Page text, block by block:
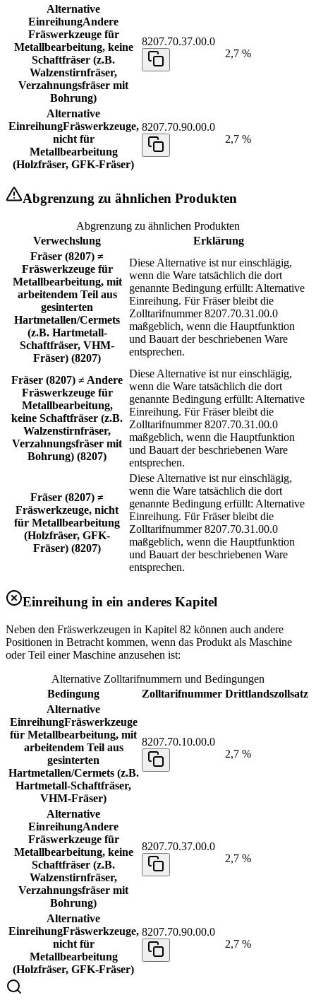
Alternative
EinreihungAndere
Fräswerkzeuge für
Metallbearbeitung, keine
Schaftfräser (z.B.
Walzenstirnfräser,
Verzahnungsfräser mit
Bohrung)
8207.70.37.00.0
2,7 %
Alternative
EinreihungFräswerkzeuge,
nicht für
Metallbearbeitung
(Holzfräser, GFK-Fräser)
8207.70.90.00.0
2,7 %
Abgrenzung zu ähnlichen Produkten
Abgrenzung zu ähnlichen Produkten
Verwechslung
Erklärung
Fräser (8207) ≠
Fräswerkzeuge für
Metallbearbeitung, mit
arbeitendem Teil aus
gesinterten
Hartmetallen/Cermets
(z.B. Hartmetall-
Schaftfräser, VHM-
Fräser) (8207)
Diese Alternative ist nur einschlägig,
wenn die Ware tatsächlich die dort
genannte Bedingung erfüllt: Alternative
Einreihung. Für Fräser bleibt die
Zolltarifnummer 8207.70.31.00.0
maßgeblich, wenn die Hauptfunktion
und Bauart der beschriebenen Ware
entsprechen.
Fräser (8207) ≠ Andere
Fräswerkzeuge für
Metallbearbeitung,
keine Schaftfräser (z.B.
Walzenstirnfräser,
Verzahnungsfräser mit
Bohrung) (8207)
Diese Alternative ist nur einschlägig,
wenn die Ware tatsächlich die dort
genannte Bedingung erfüllt: Alternative
Einreihung. Für Fräser bleibt die
Zolltarifnummer 8207.70.31.00.0
maßgeblich, wenn die Hauptfunktion
und Bauart der beschriebenen Ware
entsprechen.
Fräser (8207) ≠
Fräswerkzeuge, nicht
für Metallbearbeitung
(Holzfräser, GFK-
Fräser) (8207)
Diese Alternative ist nur einschlägig,
wenn die Ware tatsächlich die dort
genannte Bedingung erfüllt: Alternative
Einreihung. Für Fräser bleibt die
Zolltarifnummer 8207.70.31.00.0
maßgeblich, wenn die Hauptfunktion
und Bauart der beschriebenen Ware
entsprechen.
Einreihung in ein anderes Kapitel
Neben den Fräswerkzeugen in Kapitel 82 können auch andere
Positionen in Betracht kommen, wenn das Produkt als Maschine
oder Teil einer Maschine anzusehen ist:
Alternative Zolltarifnummern und Bedingungen
Bedingung
Zolltarifnummer Drittlandszollsatz
Alternative
EinreihungFräswerkzeuge
für Metallbearbeitung, mit
arbeitendem Teil aus
gesinterten
Hartmetallen/Cermets (z.B.
Hartmetall-Schaftfräser,
VHM-Fräser)
8207.70.10.00.0
2,7 %
Alternative
EinreihungAndere
Fräswerkzeuge für
Metallbearbeitung, keine
Schaftfräser (z.B.
Walzenstirnfräser,
Verzahnungsfräser mit
Bohrung)
8207.70.37.00.0
2,7 %
Alternative
EinreihungFräswerkzeuge,
nicht für
Metallbearbeitung
(Holzfräser, GFK-Fräser)
8207.70.90.00.0
2,7 %